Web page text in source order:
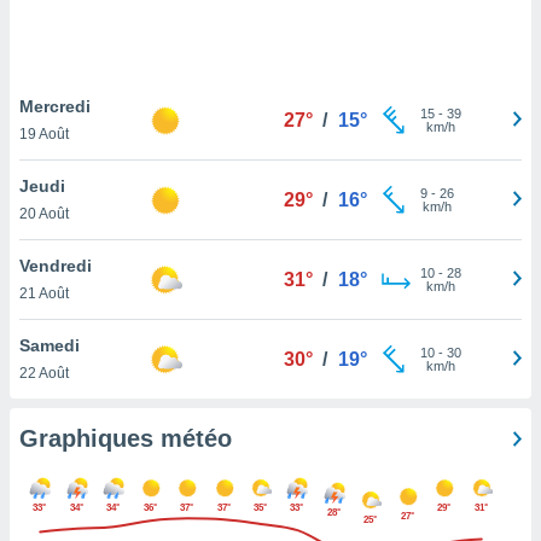
pas
de
cas,
que
sur le
et que
ne
Mercredi
19 Août
27° / 15° 15- 39
km/h
Jeudi
20 Août
29° / 16° 9- 26
km/h
Vendredi
21 Août
31° / 18° 10- 28
km/h
Samedi
22 Août
30° / 19° 10- 30
km/h
Graphiques météo
33° 34° 34° 36° 37° 37° 35° 33° 28°
25° 27°
29° 31°